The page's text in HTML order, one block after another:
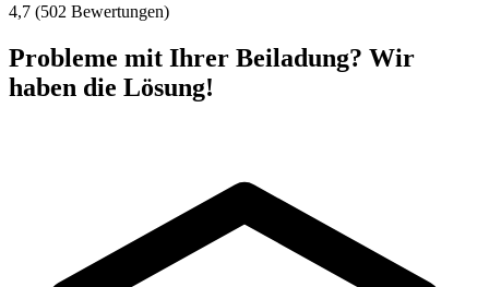
4,7 (502 Bewertungen)
Probleme mit Ihrer Beiladung? Wir
haben die Lösung!